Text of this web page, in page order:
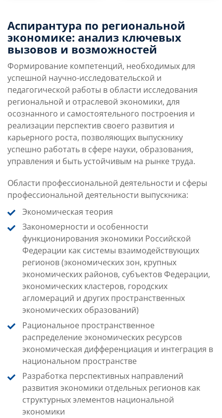
Условия поступления
направления
Аспирантура по региональной
экономике: анализ ключевых
вызовов и возможностей
Формирование компетенций, необходимых для
успешной научно-исследовательской и
педагогической работы в области исследования
региональной и отраслевой экономики, для
осознанного и самостоятельного построения и
реализации перспектив своего развития и
карьерного роста, позволяющих выпускнику
успешно работать в сфере науки, образования,
управления и быть устойчивым на рынке труда.
Области профессиональной деятельности и сферы
профессиональной деятельности выпускника:
Экономическая теория
Закономерности и особенности
функционирования экономики Российской
Федерации как системы взаимодействующих
регионов (экономических зон, крупных
экономических районов, субъектов Федерации,
экономических кластеров, городских
агломераций и других пространственных
экономических образований)
Рациональное пространственное
распределение экономических ресурсов
экономическая дифференциация и интеграция в
национальном пространстве
Разработка перспективных направлений
развития экономики отдельных регионов как
структурных элементов национальной
экономики